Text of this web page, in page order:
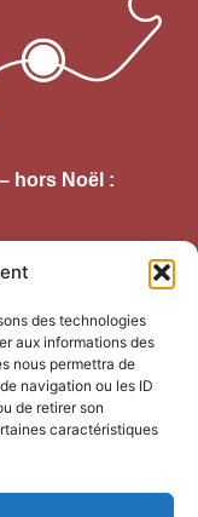
des technologies
aux informations des
nous permettra de
navigation ou les ID
de retirer son
caractéristiques
hors Noël :
juillet et août)
12h30 et de